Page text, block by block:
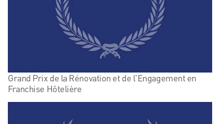
Grand Prix de la Rénovation et de l'Engagement en
Franchise Hôtelière